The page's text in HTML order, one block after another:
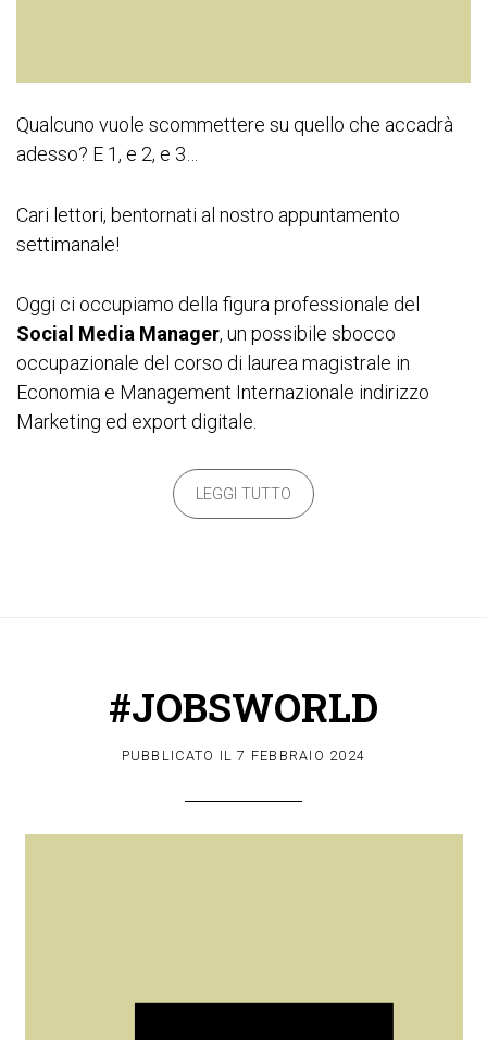
Qualcuno vuole scommettere su quello che accadrà
adesso? E 1, e 2, e 3…
Cari lettori, bentornati al nostro appuntamento
settimanale!
Oggi ci occupiamo della figura professionale del
Social Media Manager, un possibile sbocco
occupazionale del corso di laurea magistrale in
Economia e Management Internazionale indirizzo
Marketing ed export digitale.
LEGGI TUTTO
#JOBSWORLD
PUBBLICATO IL7 FEBBRAIO 2024